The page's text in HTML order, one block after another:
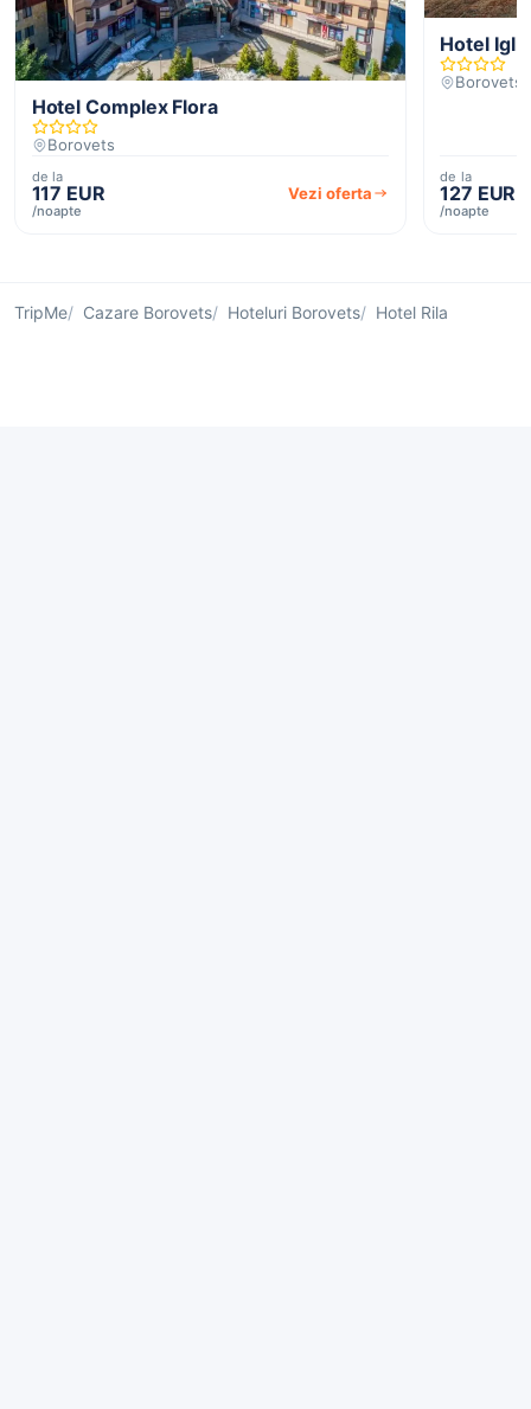
Hotel Complex Flora
Borovets
de la
117 EUR
/noapte
Vezi oferta
Hotel
Borovets
de la
127 EUR
/noapte
TripMe Cazare Borovets Hoteluri Borovets Hotel Rila